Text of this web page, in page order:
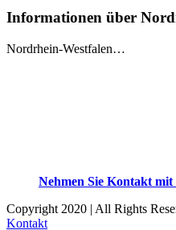
Informationen über
Nordrhein-Westfalen…
Nehmen Sie Kontakt mit
Copyright 2020 | All Rights
Kontakt